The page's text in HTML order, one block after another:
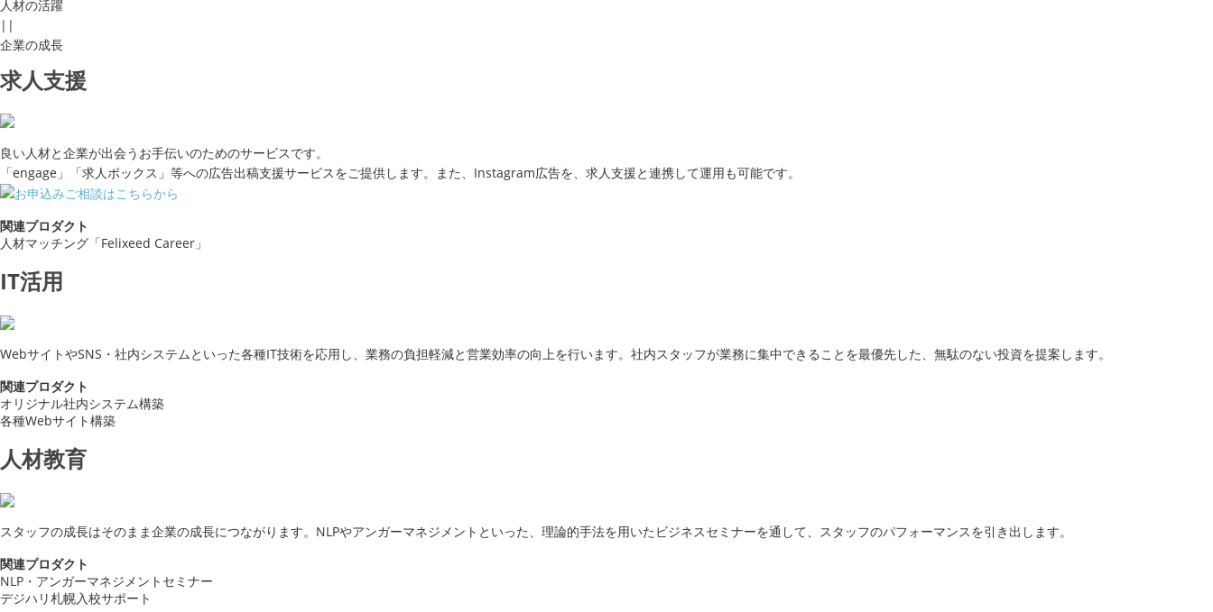
人材の活躍
||
企業の成長
求人支援
良い人材と企業が出会うお手伝いのためのサービスです。
「engage」「求人ボックス」等への広告出稿支援サービスをご提供します。また、Instagram広告を、求人支援と連携して運用も可能です。
関連プロダクト
人材マッチング「Felixeed Career」
IT活用
WebサイトやSNS・社内システムといった各種IT技術を応用し、業務の負担軽減と営業効率の向上を行います。社内スタッフが業務に集中できることを最優先した、無駄のない投資を提案します。
関連プロダクト
オリジナル社内システム構築
各種Webサイト構築
人材教育
スタッフの成長はそのまま企業の成長につながります。NLPやアンガーマネジメントといった、理論的手法を用いたビジネスセミナーを通して、スタッフのパフォーマンスを引き出します。
関連プロダクト
NLP・アンガーマネジメントセミナー
デジハリ札幌入校サポート